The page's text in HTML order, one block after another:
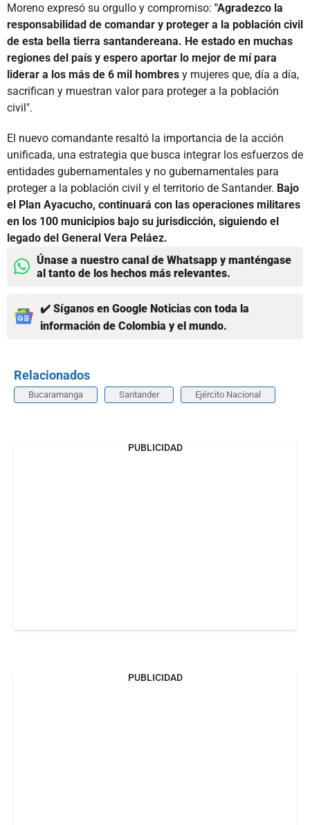
Moreno expresó su orgullo y compromiso: "Agradezco la
responsabilidad de comandar y proteger a la población civil
de esta bella tierra santandereana. He estado en muchas
regiones del país y espero aportar lo mejor de mí para
liderar a los más de 6 mil hombres y mujeres que, día a día,
sacrifican y muestran valor para proteger a la población
civil".
El nuevo comandante resaltó la importancia de la acción
unificada, una estrategia que busca integrar los esfuerzos de
entidades gubernamentales y no gubernamentales para
proteger a la población civil y el territorio de Santander. Bajo
el Plan Ayacucho, continuará con las operaciones militares
en los 100 municipios bajo su jurisdicción, siguiendo el
legado del General Vera Peláez.
Únase a nuestro canal de Whatsapp y manténgase
al tanto de los hechos más relevantes.
✔️ Síganos en Google Noticias con toda la
información de Colombia y el mundo.
Relacionados
Bucaramanga Santander Ejército Nacional
PUBLICIDAD
PUBLICIDAD